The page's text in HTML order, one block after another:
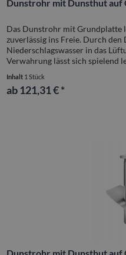
Dunstrohr mit Dunsthut auf
Das Dunstrohr mit Grundplatte
zuverlässig ins Freie. Durch
Niederschlagswasser in das
Verwahrung lässt sich spielend
Inhalt 1 Stück
ab 121,31 € *
Dunstrohr mit Dunsthut auf